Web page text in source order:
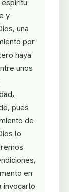
y
una
por
haya
unos
pues
de
lo
en
invocarlo